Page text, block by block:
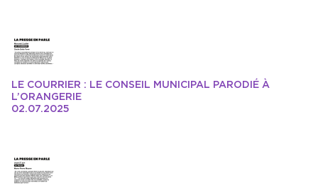
LE COURRIER : LE CONSEIL MUNICIPAL PARODIÉ À
L’ORANGERIE
02.07.2025